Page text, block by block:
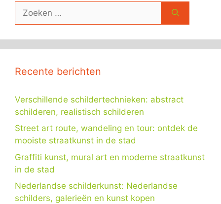
naar:
Recente berichten
Verschillende schildertechnieken: abstract
schilderen, realistisch schilderen
Street art route, wandeling en tour: ontdek de
mooiste straatkunst in de stad
Graffiti kunst, mural art en moderne straatkunst
in de stad
Nederlandse schilderkunst: Nederlandse
schilders, galerieën en kunst kopen